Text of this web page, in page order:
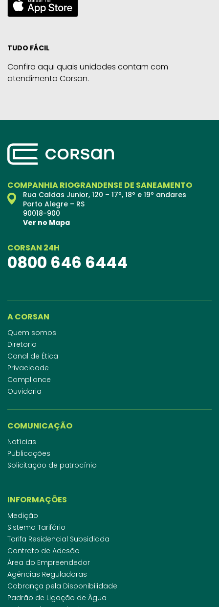
TUDO FÁCIL
Confira aqui quais unidades contam com
atendimento Corsan.
COMPANHIA RIOGRANDENSE DE SANEAMENTO
Rua Caldas Junior, 120 – 17º, 18º e 19º andares
Porto Alegre – RS
90018-900
Ver no Mapa
CORSAN 24H
0800 646 6444
A CORSAN
Quem somos
Diretoria
Canal de Ética
Privacidade
Compliance
Ouvidoria
COMUNICAÇÃO
Notícias
Publicações
Solicitação de patrocínio
INFORMAÇÕES
Medição
Sistema Tarifário
Tarifa Residencial Subsidiada
Contrato de Adesão
Área do Empreendedor
Agências Reguladoras
Cobrança pela Disponibilidade
Padrão de Ligação de Água